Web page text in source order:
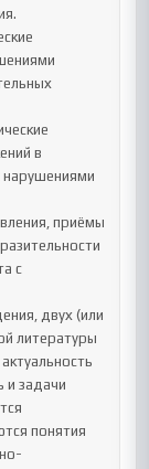
в
нарушениями
с
двух (или
литературы
и задачи
понятия